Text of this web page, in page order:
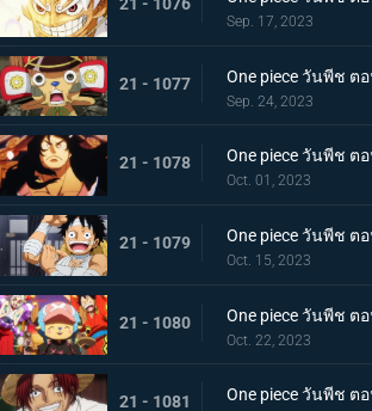
21 - 1076
Sep. 17, 2023
21 - 1077
Sep. 24, 2023
21 - 1078
Oct. 01, 2023
21 - 1079
Oct. 15, 2023
21 - 1080
Oct. 22, 2023
21 - 1081